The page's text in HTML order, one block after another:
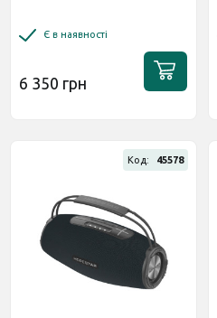
Є в наявності
6 350 грн
Код: 45578